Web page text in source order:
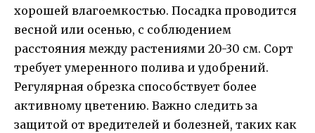
хорошей влагоемкостью. Посадка проводится
весной или осенью, с соблюдением
расстояния между растениями 20-30 см. Сорт
требует умеренного полива и удобрений.
Регулярная обрезка способствует более
активному цветению. Важно следить за
защитой от вредителей и болезней, таких как